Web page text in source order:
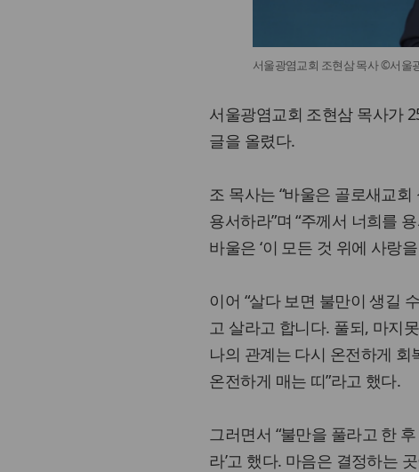
서울광염교회 조현삼 목사 ©서울
서울광염교회 조현삼 목사가
글을 올렸다.
조 목사는 “바울은 골로새교
용서하라”며 “주께서 너희를
바울은 ‘이 모든 것 위에 사랑
이어 “살다 보면 불만이 생길
고 살라고 합니다. 풀되, 마지
나의 관계는 다시 온전하게
온전하게 매는 띠”라고 했다.
그러면서 “불만을 풀라고 한
라’고 했다. 마음은 결정하는